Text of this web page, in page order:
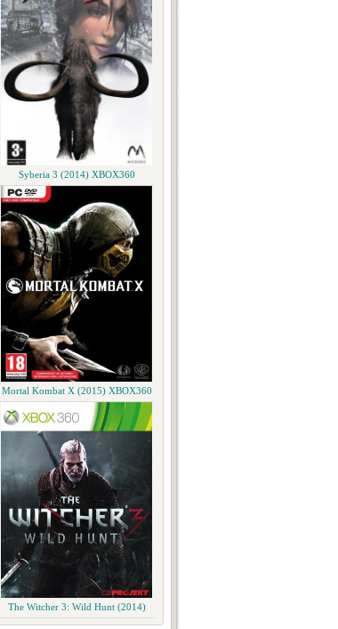
Syberia 3 (2014) XBOX360
Mortal Kombat X (2015) XBOX360
The Witcher 3: Wild Hunt (2014)